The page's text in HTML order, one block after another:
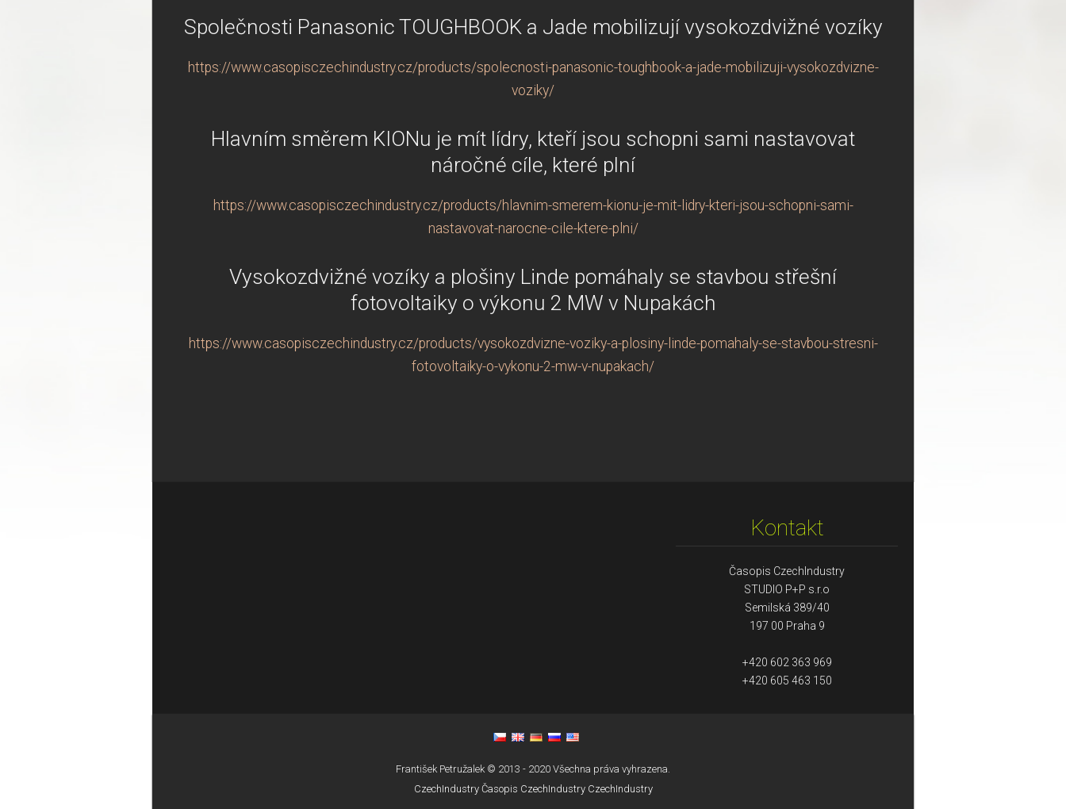
Společnosti Panasonic TOUGHBOOK a Jade mobilizují vysokozdvižné vozíky
https://www.casopisczechindustry.cz/products/spolecnosti-panasonic-toughbook-a-jade-mobilizuji-vysokozdvizne-
voziky/
Hlavním směrem KIONu je mít lídry, kteří jsou schopni sami nastavovat
náročné cíle, které plní
https://www.casopisczechindustry.cz/products/hlavnim-smerem-kionu-je-mit-lidry-kteri-jsou-schopni-sami-
nastavovat-narocne-cile-ktere-plni/
Vysokozdvižné vozíky a plošiny Linde pomáhaly se stavbou střešní
fotovoltaiky o výkonu 2 MW v Nupakách
https://www.casopisczechindustry.cz/products/vysokozdvizne-voziky-a-plosiny-linde-pomahaly-se-stavbou-stresni-
fotovoltaiky-o-vykonu-2-mw-v-nupakach/
Kontakt
Časopis CzechIndustry
STUDIO P+P s.r.o
Semilská 389/40
197 00 Praha 9
+420 602 363 969
+420 605 463 150
František Petružalek © 2013 - 2020 Všechna práva vyhrazena.
CzechIndustry Časopis CzechIndustry CzechIndustry